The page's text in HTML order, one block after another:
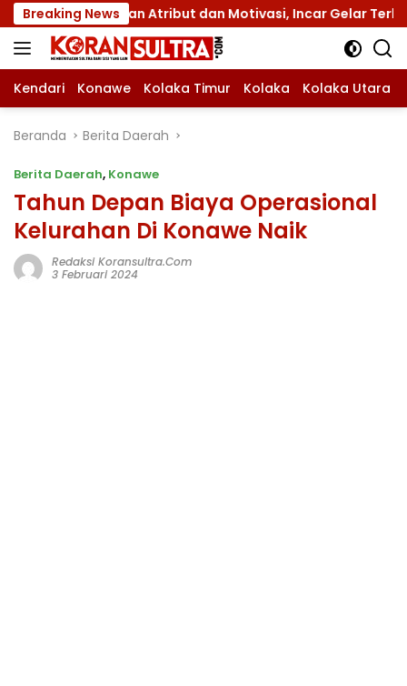
Langsung
ke
konten
Breaking News
Atribut dan Motivasi, Incar Gelar Terbaik di Sultra
Kendari Konawe Kolaka Timur Kolaka Kolaka Utara
Beranda Berita Daerah
Berita Daerah, Konawe
Tahun Depan Biaya Operasional
Kelurahan Di Konawe Naik
Redaksi Koransultra.com
3 Februari 2024